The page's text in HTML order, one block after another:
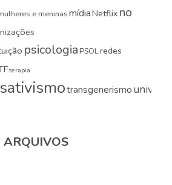
e meninasmídiaNetflix no
psicologia PSOLredes
terapia
transgenerismo
ARQUIVOS